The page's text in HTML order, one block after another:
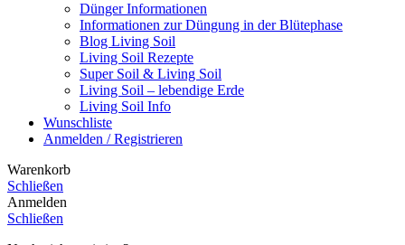
Dünger Informationen
Informationen zur Düngung in der Blütephase
Blog Living Soil
Living Soil Rezepte
Super Soil & Living Soil
Living Soil – lebendige Erde
Living Soil Info
Wunschliste
Anmelden / Registrieren
Warenkorb
Schließen
Anmelden
Schließen